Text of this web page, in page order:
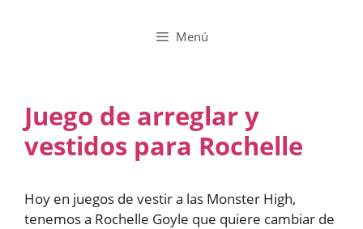
Menú
Juego de arreglar y
vestidos para Rochelle
Hoy en juegos de vestir a las Monster High,
tenemos a Rochelle Goyle que quiere cambiar de